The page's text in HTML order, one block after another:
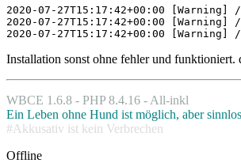
2020-07-27T15:17:42+00:00
2020-07-27T15:17:42+00:00
2020-07-27T15:17:42+00:00
Installation sonst ohne fehler und funktioniert.
WBCE 1.6.8 - PHP 8.4.16 - All-inkl
Ein Leben ohne Hund ist möglich, aber sinnlos
#Akkusativ ist kein Verbrechen
Offline